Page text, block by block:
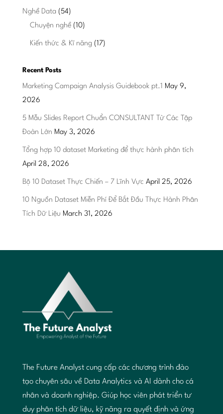
Nghề Data(54)
Chuyện nghề(10)
Kiến thức & Kĩ năng(17)
Recent Posts
Marketing Campaign Analysis Guidebook pt.1 May 9,
2026
5 Mẫu Slides Report Chuẩn CONSULTANT Từ Các Tập
Đoàn Lớn May 3, 2026
Tổng hợp 10 dataset Marketing để thực hành phân tích
April 28, 2026
Bộ 10 Dataset Thực Chiến – 7 Lĩnh Vực April 25, 2026
10 Nguồn Dataset Miễn Phí Để Bắt Đầu Thực Hành Phân
Tích Dữ Liệu March 31, 2026
The Future Analyst cung cấp các chương trình đào
tạo chuyên sâu về Data Analytics và AI dành cho cá
nhân và doanh nghiệp. Giúp học viên phát triển tư
duy phân tích dữ liệu, kỹ năng ra quyết định và ứng